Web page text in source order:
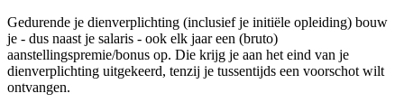
Gedurende je dienverplichting (inclusief je initiële opleiding) bouw
je - dus naast je salaris - ook elk jaar een (bruto)
aanstellingspremie/bonus op. Die krijg je aan het eind van je
dienverplichting uitgekeerd, tenzij je tussentijds een voorschot wilt
ontvangen.